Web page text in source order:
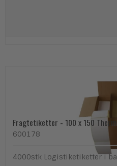
Fragtetiketter - 100 x 150
600178
4000stk Logistiketiketter i